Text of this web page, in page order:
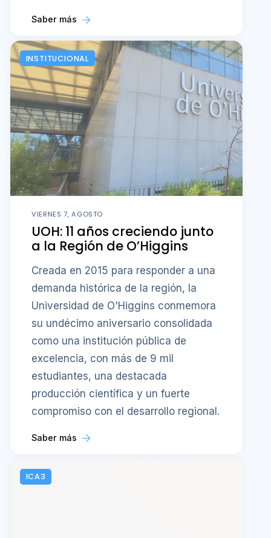
Saber más
INSTITUCIONAL
VIERNES 7, AGOSTO
UOH: 11 años creciendo junto
a la Región de O’Higgins
Creada en 2015 para responder a una
demanda histórica de la región, la
Universidad de O'Higgins conmemora
su undécimo aniversario consolidada
como una institución pública de
excelencia, con más de 9 mil
estudiantes, una destacada
producción científica y un fuerte
compromiso con el desarrollo regional.
Saber más
ICA3